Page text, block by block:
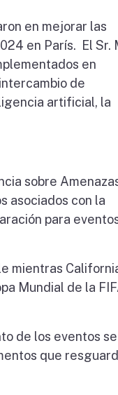
en mejorar las
en París. El Sr.
en
de
artificial, la
sobre
asociados con la
para
mientras
Mundial de la
de los eventos se
que